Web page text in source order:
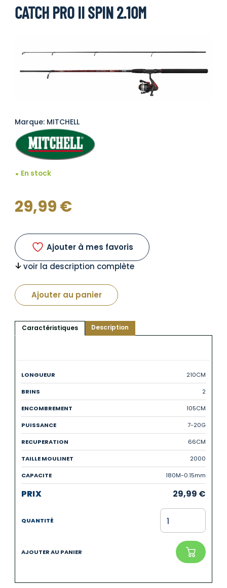
CATCH PRO II SPIN 2.10M
Marque: MITCHELL
En stock
29,99€
Ajouter à mes favoris
voir la description complète
Ajouter au panier
Caractéristiques Description
210CM
2
105CM
7-20G
66CM
2000
180M-0.15mm
29,99 €